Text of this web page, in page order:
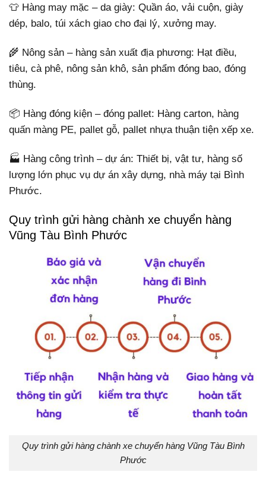
👕 Hàng may mặc – da giày: Quần áo, vải cuộn, giày
dép, balo, túi xách giao cho đại lý, xưởng may.
🌾 Nông sản – hàng sản xuất địa phương: Hạt điều,
tiêu, cà phê, nông sản khô, sản phẩm đóng bao, đóng
thùng.
📦 Hàng đóng kiện – đóng pallet: Hàng carton, hàng
quấn màng PE, pallet gỗ, pallet nhựa thuận tiện xếp xe.
🏭 Hàng công trình – dự án: Thiết bị, vật tư, hàng số
lượng lớn phục vụ dự án xây dựng, nhà máy tại Bình
Phước.
Quy trình gửi hàng chành xe chuyển hàng
Vũng Tàu Bình Phước
Quy trình gửi hàng chành xe chuyển hàng Vũng Tàu Bình
Phước